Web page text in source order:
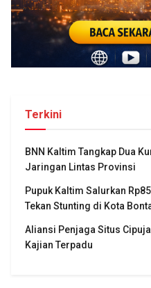
Terkini
BNN Kaltim Tangkap Dua
Jaringan Lintas Provinsi
Pupuk Kaltim Salurkan
Tekan Stunting di Kota
Aliansi Penjaga Situs
Kajian Terpadu